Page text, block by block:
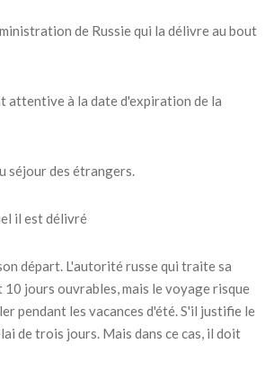
de Russie qui la délivre au bout
attentive à la date d'expiration de la
séjour des étrangers.
il est délivré
départ. L'autorité russe qui traite sa
jours ouvrables, mais le voyage risque
pendant les vacances d'été. S'il justifie le
de trois jours. Mais dans ce cas, il doit